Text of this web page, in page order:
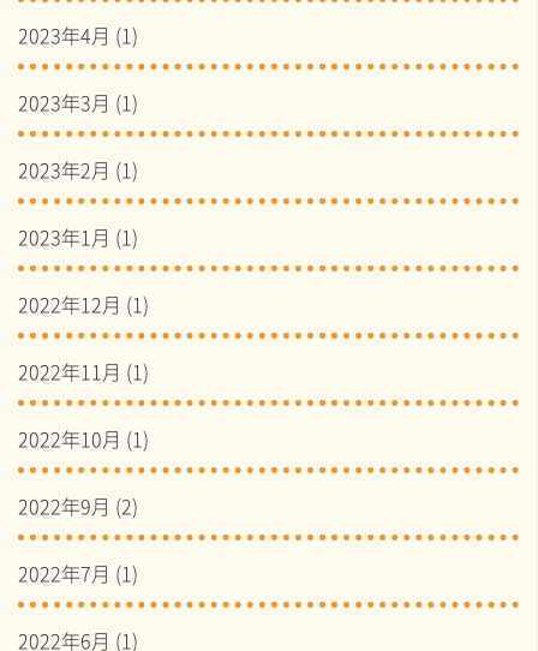
2023年4月 (1)
2023年3月 (1)
2023年2月 (1)
2023年1月 (1)
2022年12月 (1)
2022年11月 (1)
2022年10月 (1)
2022年9月 (2)
2022年7月 (1)
2022年6月 (1)